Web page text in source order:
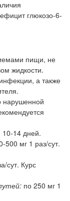
глюкозо-6-
пищи, не
жидкости.
а также
нарушенной
10-14 дней.
500 мг 1 раз/сут.
сут. Курс
по 250 мг 1